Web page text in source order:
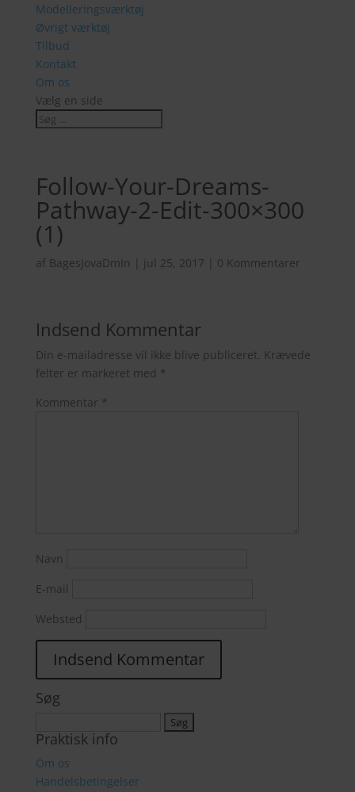
Modelleringsværktøj
Øvrigt værktøj
Tilbud
Kontakt
Om os
Vælg en side
Follow-Your-Dreams-
Pathway-2-Edit-300×300
(1)
af BagesJovaDmIn jul 25, 2017 0 Kommentarer
Indsend Kommentar
Din e-mailadresse vil ikke blive publiceret. Krævede
felter er markeret med *
Kommentar *
Navn
E-mail
Websted
Søg
efter:
Praktisk info
Om os
Handelsbetingelser